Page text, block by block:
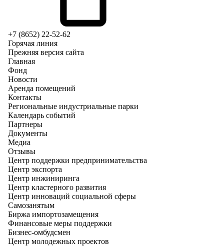
+7 (8652) 22-52-62
Горячая линия
Прежняя версия сайта
Главная
Фонд
Новости
Аренда помещений
Контакты
Региональные индустриальные парки
Календарь событий
Партнеры
Документы
Медиа
Отзывы
Центр поддержки предпринимательства
Центр экспорта
Центр инжиниринга
Центр кластерного развития
Центр инноваций социальной сферы
Cамозанятым
Биржа импортозамещения
Финансовые меры поддержки
Бизнес-омбудсмен
Центр молодежных проектов